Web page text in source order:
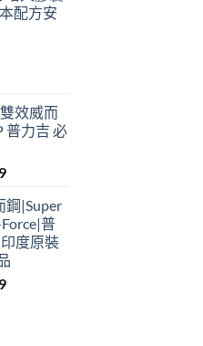
配方安
效威而
普力吉 必
Price
$379
through
$2229
鋼|Super
普
度原裝
Price